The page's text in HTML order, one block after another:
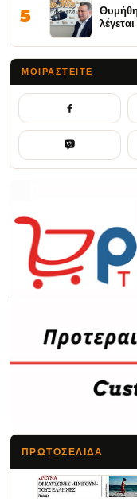
5
ΜΟΙΡΑΣΤΕΊΤΕ
ΠΡΩΤΟΣΈΛΙΔΑ